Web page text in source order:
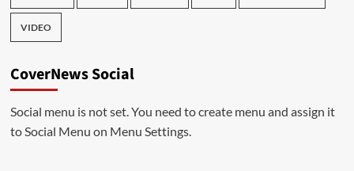
VIDEO
CoverNews Social
Social menu is not set. You need to create menu and assign it
to Social Menu on Menu Settings.